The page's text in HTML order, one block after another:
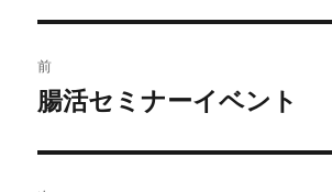
稿
ビ
前
前
投
腸活セミナーイベント